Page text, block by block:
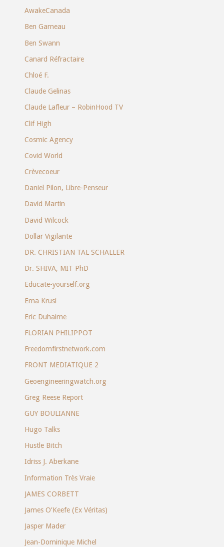
AwakeCanada
Ben Garneau
Ben Swann
Canard Réfractaire
Chloé F.
Claude Gelinas
Claude Lafleur – RobinHood TV
Clif High
Cosmic Agency
Covid World
Crèvecoeur
Daniel Pilon, Libre-Penseur
David Martin
David Wilcock
Dollar Vigilante
DR. CHRISTIAN TAL SCHALLER
Dr. SHIVA, MIT PhD
Educate-yourself.org
Ema Krusi
Eric Duhaime
FLORIAN PHILIPPOT
Freedomfirstnetwork.com
FRONT MEDIATIQUE 2
Geoengineeringwatch.org
Greg Reese Report
GUY BOULIANNE
Hugo Talks
Hustle Bitch
Idriss J. Aberkane
Information Très Vraie
JAMES CORBETT
James O’Keefe (Ex Véritas)
Jasper Mader
Jean-Dominique Michel